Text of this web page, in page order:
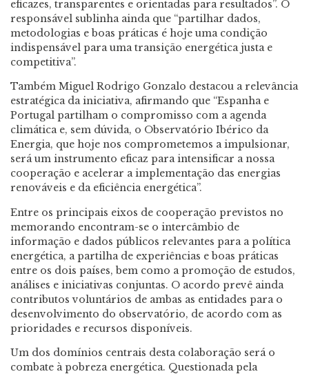
eficazes, transparentes e orientadas para resultados”. O
responsável sublinha ainda que “partilhar dados,
metodologias e boas práticas é hoje uma condição
indispensável para uma transição energética justa e
competitiva”.
Também Miguel Rodrigo Gonzalo destacou a relevância
estratégica da iniciativa, afirmando que “Espanha e
Portugal partilham o compromisso com a agenda
climática e, sem dúvida, o Observatório Ibérico da
Energia, que hoje nos comprometemos a impulsionar,
será um instrumento eficaz para intensificar a nossa
cooperação e acelerar a implementação das energias
renováveis e da eficiência energética”.
Entre os principais eixos de cooperação previstos no
memorando encontram-se o intercâmbio de
informação e dados públicos relevantes para a política
energética, a partilha de experiências e boas práticas
entre os dois países, bem como a promoção de estudos,
análises e iniciativas conjuntas. O acordo prevê ainda
contributos voluntários de ambas as entidades para o
desenvolvimento do observatório, de acordo com as
prioridades e recursos disponíveis.
Um dos domínios centrais desta colaboração será o
combate à pobreza energética. Questionada pela